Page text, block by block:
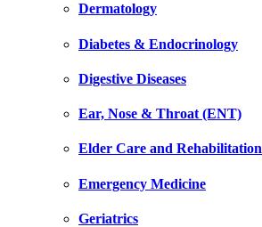
Dermatology
Diabetes & Endocrinology
Digestive Diseases
Ear, Nose & Throat (ENT)
Elder Care and Rehabilitation
Emergency Medicine
Geriatrics